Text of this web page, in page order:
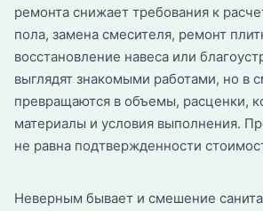
ремонта снижает требования к
пола, замена смесителя, ремонт
восстановление навеса или
выглядят знакомыми работами, но в
превращаются в объемы, расценки,
материалы и условия выполнения.
не равна подтвержденности
Неверным бывает и смешение